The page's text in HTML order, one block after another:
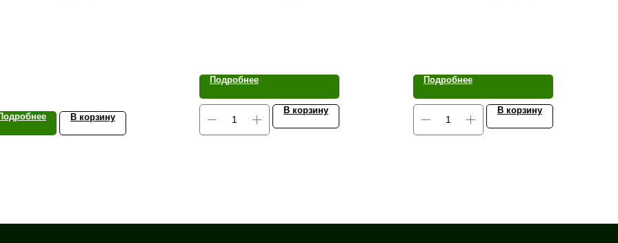
В корзину
Подробнее
В корзину
Подробнее
В корзину